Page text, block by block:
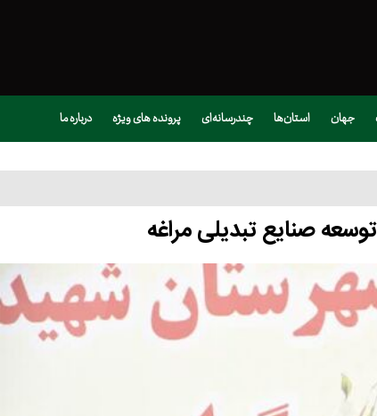
جهان استان‌ها چندرسانه‌ای پرونده های ویژه درباره ما
صنایع تبدیلی مراغه